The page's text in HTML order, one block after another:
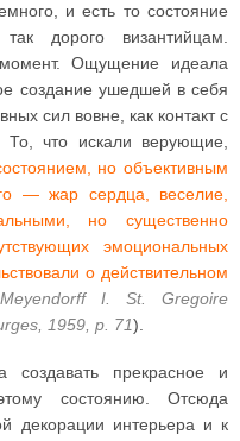
и есть то состояние
дорого византийцам.
Ощущение идеала
создание ушедшей в себя
сил вовне, как контакт с
То, что искали верующие,
но объективным
— жар сердца, веселие,
но существенно
эмоциональных
о действительном
Meyendorff I. St. Gregoire
1959, p. 71).
создавать прекрасное и
состоянию. Отсюда
декорации интерьера и к